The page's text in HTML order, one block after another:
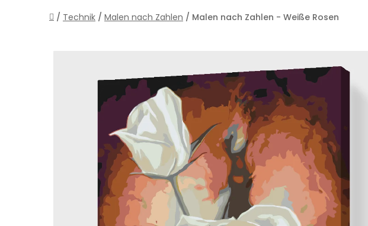
Startseite
/ Technik / Malen nach Zahlen / Malen nach Zahlen - Weiße Rosen